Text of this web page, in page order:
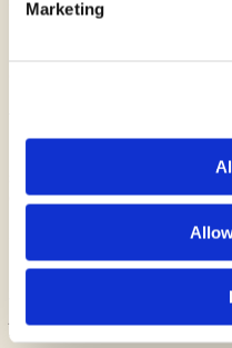
Marketing
påbegyndtes byggeriet,
brokvarterer i tankerne. De
patchwork, der slynger sig
Et unikt arkitektonisk tvist
sals højde, som forbinder
op til fællesskab og nærvær
For more information
+45 2819 6674